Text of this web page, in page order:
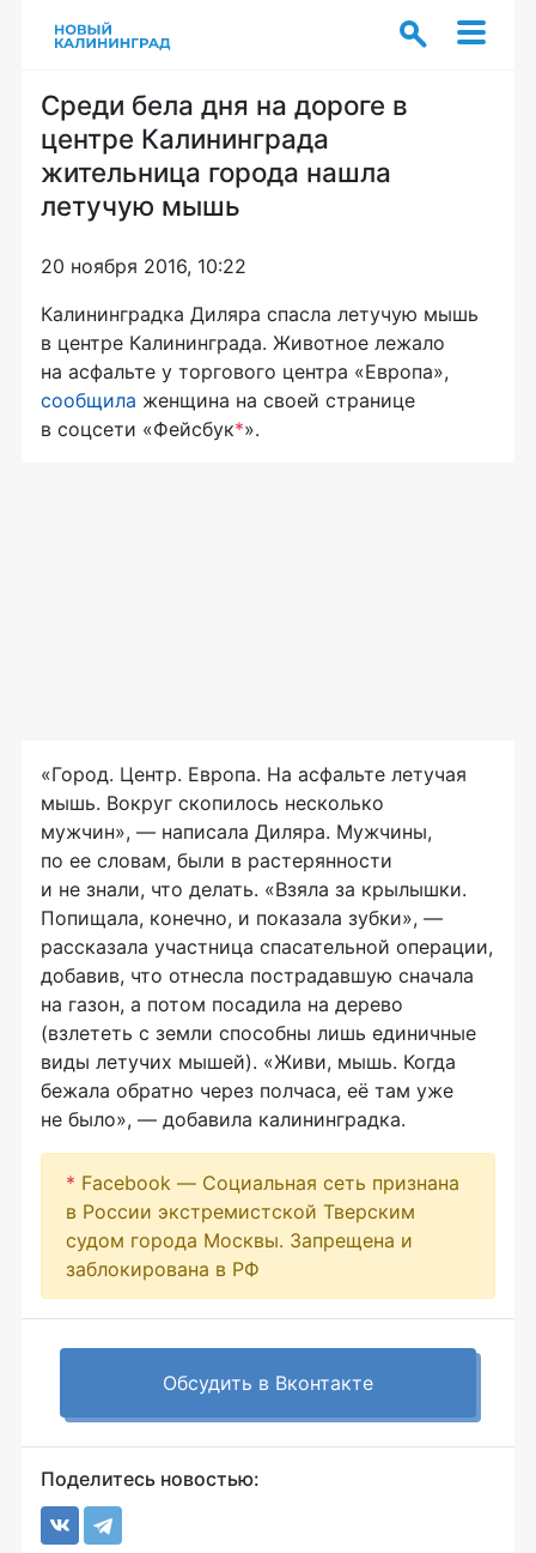
Среди бела дня на дороге в
центре Калининграда
жительница города нашла
летучую мышь
20 ноября 2016, 10:22
Калининградка Диляра спасла летучую мышь
в центре Калининграда. Животное лежало
на асфальте у торгового центра «Европа»,
сообщила женщина на своей странице
в соцсети «Фейсбук*».
«Город. Центр. Европа. На асфальте летучая
мышь. Вокруг скопилось несколько
мужчин», — написала Диляра. Мужчины,
по ее словам, были в растерянности
и не знали, что делать. «Взяла за крылышки.
Попищала, конечно, и показала зубки», —
рассказала участница спасательной операции,
добавив, что отнесла пострадавшую сначала
на газон, а потом посадила на дерево
(взлететь с земли способны лишь единичные
виды летучих мышей). «Живи, мышь. Когда
бежала обратно через полчаса, её там уже
не было», — добавила калининградка.
* Facebook — Социальная сеть признана
в России экстремистской Тверским
судом города Москвы. Запрещена и
заблокирована в РФ
Обсудить в Вконтакте
Поделитесь новостью: